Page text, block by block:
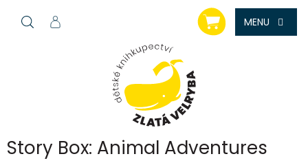
NÁKUPNÍ
KOŠÍK
Story Box: Animal Adventures